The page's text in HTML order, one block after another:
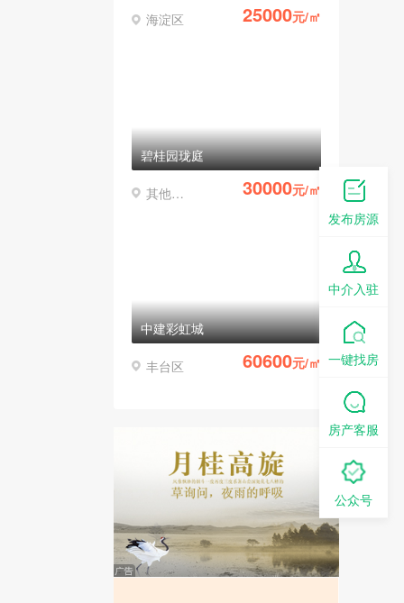
海淀区 25000元/㎡
碧桂园珑庭
其他区县 30000元/㎡
中建彩虹城
丰台区 60600元/㎡
发布房源
中介入驻
一键找房
房产客服
公众号